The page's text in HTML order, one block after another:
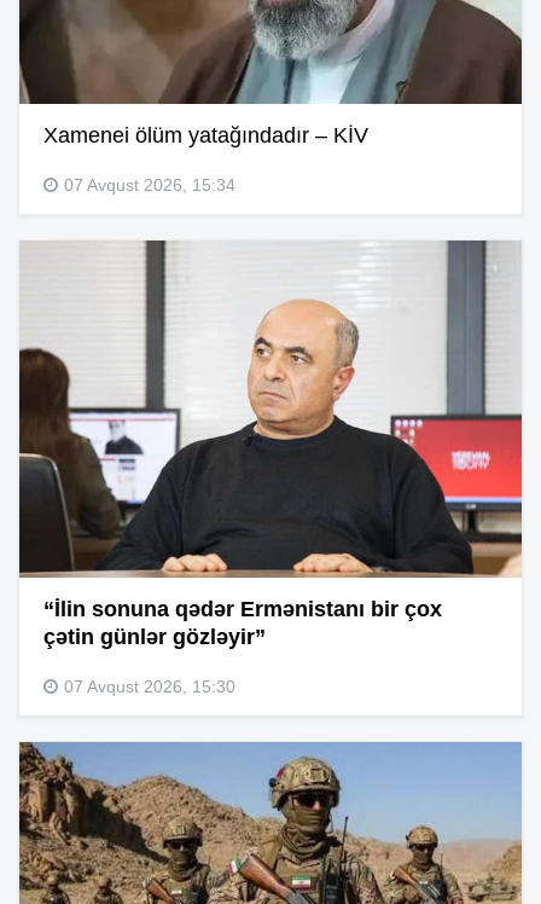
Xamenei ölüm yatağındadır – KİV
07 Avqust 2026, 15:34
“İlin sonuna qədər Ermənistanı bir çox
çətin günlər gözləyir”
07 Avqust 2026, 15:30